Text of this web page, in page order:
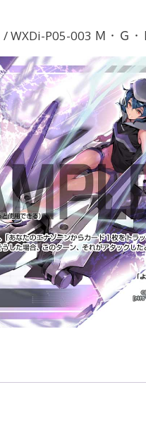
/ WXDi-P05-003 Ｍ．Ｇ．